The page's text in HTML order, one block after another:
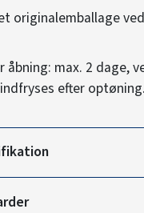
originalemballage
åbning: max. 2 dage,
efter optøning.